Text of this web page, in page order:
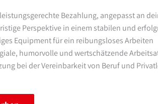
Bezahlung, angepasst an
Perspektive in einem stabilen und
Equipment für ein reibungsloses Arbeiten
humorvolle und wertschätzende
bei der Vereinbarkeit von Beruf und